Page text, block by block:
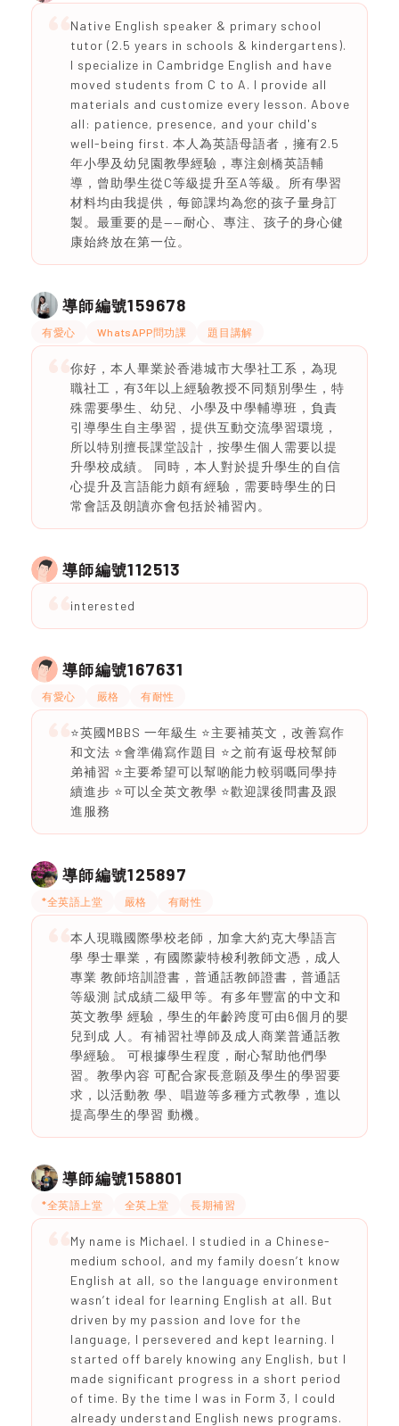
Native English speaker & primary school
tutor (2.5 years in schools & kindergartens).
I specialize in Cambridge English and have
moved students from C to A. I provide all
materials and customize every lesson. Above
all: patience, presence, and your child's
well-being first. 本人為英語母語者，擁有2.5
年小學及幼兒園教學經驗，專注劍橋英語輔
導，曾助學生從C等級提升至A等級。所有學習
材料均由我提供，每節課均為您的孩子量身訂
製。最重要的是——耐心、專注、孩子的身心健
康始終放在第一位。
導師編號159678
有愛心 WhatsAPP問功課 題目講解
你好，本人畢業於香港城市大學社工系，為現
職社工，有3年以上經驗教授不同類別學生，特
殊需要學生、幼兒、小學及中學輔導班，負責
引導學生自主學習，提供互動交流學習環境，
所以特別擅長課堂設計，按學生個人需要以提
升學校成績。 同時，本人對於提升學生的自信
心提升及言語能力頗有經驗，需要時學生的日
常會話及朗讀亦會包括於補習內。
導師編號112513
interested
導師編號167631
有愛心 嚴格 有耐性
⭐️英國MBBS 一年級生 ⭐️主要補英文，改善寫作
和文法 ⭐️會準備寫作題目 ⭐️之前有返母校幫師
弟補習 ⭐️主要希望可以幫啲能力較弱嘅同學持
續進步 ⭐️可以全英文教學 ⭐️歡迎課後問書及跟
進服務
導師編號125897
*全英語上堂 嚴格 有耐性
本人現職國際學校老師，加拿大約克大學語言
學 學士畢業，有國際蒙特梭利教師文憑，成人
專業 教師培訓證書，普通話教師證書，普通話
等級測 試成績二級甲等。有多年豐富的中文和
英文教學 經驗，學生的年齡跨度可由6個月的嬰
兒到成 人。有補習社導師及成人商業普通話教
學經驗。 可根據學生程度，耐心幫助他們學
習。教學內容 可配合家長意願及學生的學習要
求，以活動教 學、唱遊等多種方式教學，進以
提高學生的學習 動機。
導師編號158801
*全英語上堂 全英上堂 長期補習
My name is Michael. I studied in a Chinese-
medium school, and my family doesn’t know
English at all, so the language environment
wasn’t ideal for learning English at all. But
driven by my passion and love for the
language, I persevered and kept learning. I
started off barely knowing any English, but I
made significant progress in a short period
of time. By the time I was in Form 3, I could
already understand English news programs.